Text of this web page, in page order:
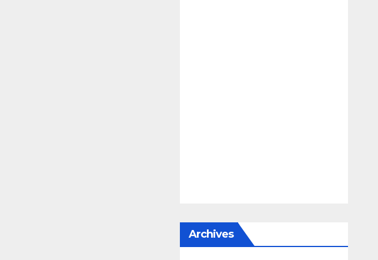
Archives